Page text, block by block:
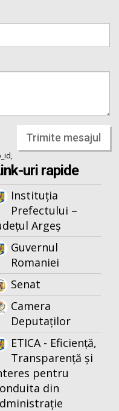
Trimite mesajul
uri rapide
Instituția
Prefectului –
Argeș
Guvernul
Romaniei
Senat
Camera
Deputaților
ETICA - Eficiență,
Transparență și
pentru
din